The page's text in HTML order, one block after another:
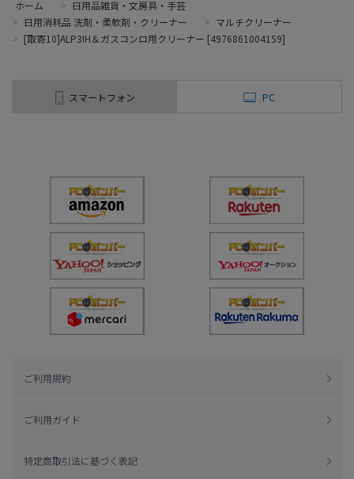
ホーム > 日用品雑貨・文房具・手芸
> 日用消耗品 洗剤・柔軟剤・クリーナー > マルチクリーナー
> [取寄10]ALP3IH＆ガスコンロ用クリーナー [4976861004159]
スマートフォン PC
ご利用規約
ご利用ガイド
特定商取引法に基づく表記